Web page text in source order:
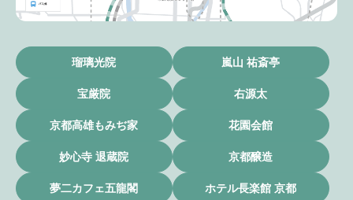
瑠璃光院 嵐山 祐斎亭
宝厳院 右源太
京都高雄もみぢ家 花園会館
妙心寺 退蔵院 京都醸造
夢二カフェ五龍閣 ホテル長楽館 京都